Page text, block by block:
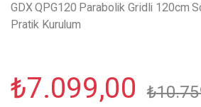
GDX QPG120 Parabolik Gridli 120cm
Pratik Kurulum
₺7.099,00 ₺